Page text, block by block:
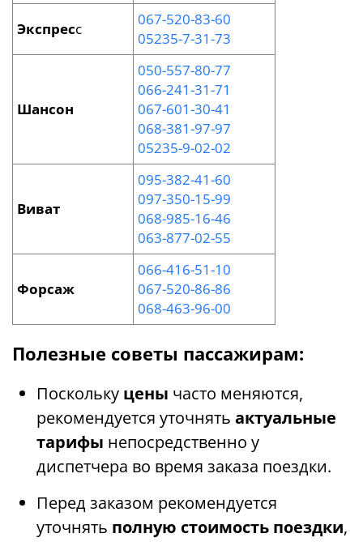
Экспресс
067-520-83-60
05235-7-31-73
Шансон
050-557-80-77
066-241-31-71
067-601-30-41
068-381-97-97
05235-9-02-02
Виват
095-382-41-60
097-350-15-99
068-985-16-46
063-877-02-55
Форсаж
066-416-51-10
067-520-86-86
068-463-96-00
Полезные советы пассажирам:
Поскольку цены часто меняются,
рекомендуется уточнять актуальные
тарифы непосредственно у
диспетчера во время заказа поездки.
Перед заказом рекомендуется
уточнять полную стоимость поездки,